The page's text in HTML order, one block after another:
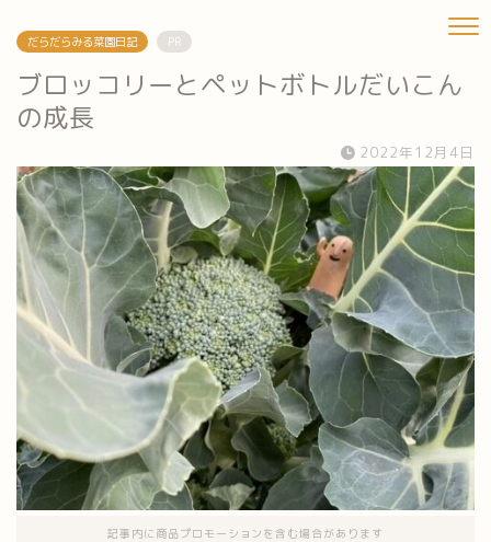
だらだらみる菜園日記 PR
ブロッコリーとペットボトルだいこん
の成長
2022年12月4日
記事内に商品プロモーションを含む場合があります